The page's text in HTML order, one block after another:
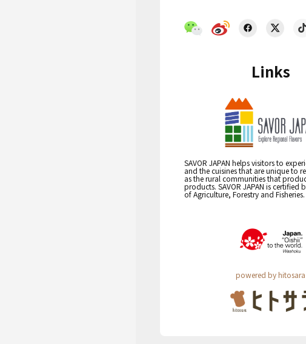
Links
SAVOR JAPAN helps visitors to
and the cuisines that are unique to
as the rural communities that
products. SAVOR JAPAN is certified
of Agriculture, Forestry and Fisheries.
powered by hitosara